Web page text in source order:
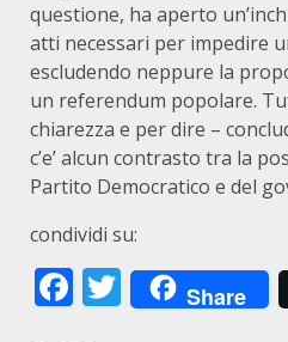
questione, ha aperto
atti necessari per impedire
escludendo neppure la
un referendum popolare.
chiarezza e per dire –
c’e’ alcun contrasto tra la
Partito Democratico e del
condividi su:
Facebook
Twitter
Share